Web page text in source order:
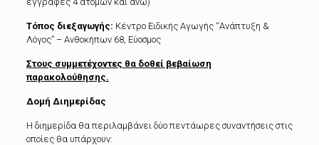
Τόπος διεξαγωγής: Κέντρο Ειδικής Αγωγής “Ανάπτυξη &
Λόγος” – Ανθοκήπων 68, Εύοσμος
Στους συμμετέχοντες θα δοθεί βεβαίωση
παρακολούθησης.
Δομή Διημερίδας
Η διημερίδα θα περιλαμβάνει δύο πεντάωρες συναντήσεις στις
οποίες θα υπάρχουν: